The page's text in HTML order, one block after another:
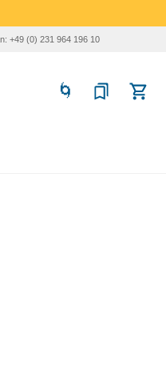
+49 (0) 231 964 196 10